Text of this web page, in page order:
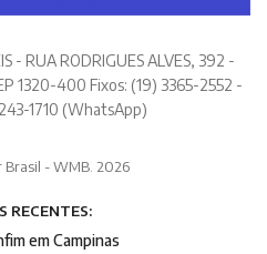
- RUA RODRIGUES ALVES, 392 -
1320-400 Fixos: (19) 3365-2552 -
1710 (WhatsApp)
- WMB. 2026
RECENTES:
em Campinas